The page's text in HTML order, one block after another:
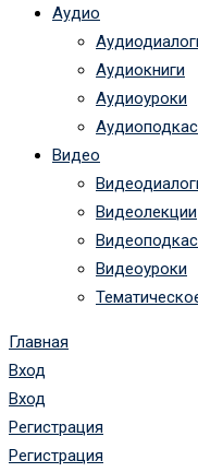
Аудио
Аудиокниги
Аудиоуроки
Видео
Видеолекции
Видеоуроки
Главная
Вход
Вход
Регистрация
Регистрация